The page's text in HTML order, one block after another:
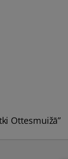
Ottesmuižā”